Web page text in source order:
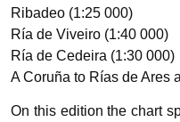
Ribadeo (1:25 000)
Ría de Viveiro (1:40 000)
Ría de Cedeira (1:30 000)
A Coruña to Rías de Ares
On this edition the chart